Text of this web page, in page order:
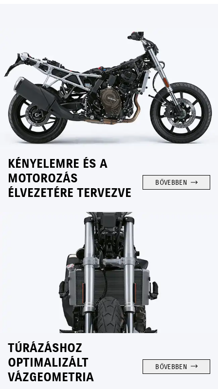
KÉNYELEMRE ÉS A
MOTOROZÁS
ÉLVEZETÉRE TERVEZVE
BŐVEBBEN
TÚRÁZÁSHOZ
OPTIMALIZÁLT
VÁZGEOMETRIA
BŐVEBBEN